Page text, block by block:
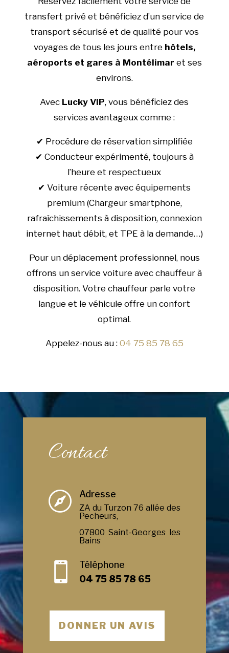
transfert privé et bénéficiez d’un service de
transport sécurisé et de qualité pour vos
voyages de tous les jours entre hôtels,
aéroports et gares à Montélimar et ses
environs.
Avec Lucky VIP, vous bénéficiez des
services avantageux comme :
✔ Procédure de réservation simplifiée
✔ Conducteur expérimenté, toujours à
l’heure et respectueux
✔ Voiture récente avec équipements
premium (Chargeur smartphone,
rafraîchissements à disposition, connexion
internet haut débit, et TPE à la demande…)
Pour un déplacement professionnel, nous
offrons un service voiture avec chauffeur à
disposition. Votre chauffeur parle votre
langue et le véhicule offre un confort
optimal.
Appelez-nous au : 04 75 85 78 65
Contact
 Adresse
ZA du Turzon 76 allée des
Pecheurs,
07800 Saint-Georges les
Bains

Téléphone
04 75 85 78 65
DONNER UN AVIS